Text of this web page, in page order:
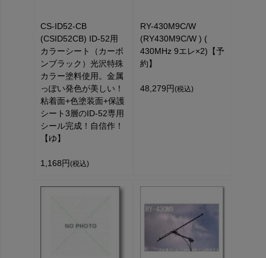
CS-ID52-CB
(CSID52CB) ID-52用
カラーシート（カーボ
ンブラック）光沢特殊
カラー塗料使用。金属
っぽい発色が美しい！
粘着面+色塗装面+保護
シート3層のID-52専用
シール完成！自信作！
【ゆ】
1,168円 (税込)
RY-430M9C/W
(RY430M9C/W ) (
430MHz 9エレ×2)【予
約】
48,279円 (税込)